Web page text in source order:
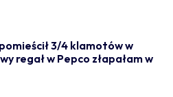
3/4 klamotów w
regał w Pepco złapałam w